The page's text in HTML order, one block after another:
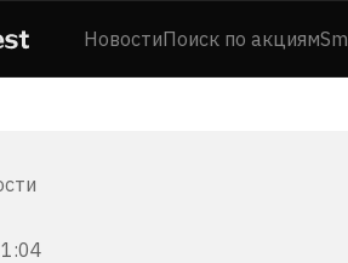
НовостиПоиск по акциям